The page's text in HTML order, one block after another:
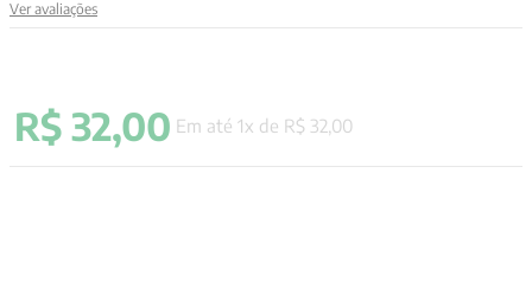
Ver avaliações
R$ 32,00 Em até 1x de R$ 32 00
10 verena kast